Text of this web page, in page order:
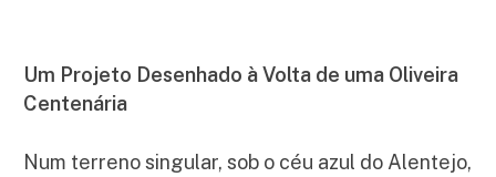
Um Projeto Desenhado à Volta de uma Oliveira
Centenária
Num terreno singular, sob o céu azul do Alentejo,